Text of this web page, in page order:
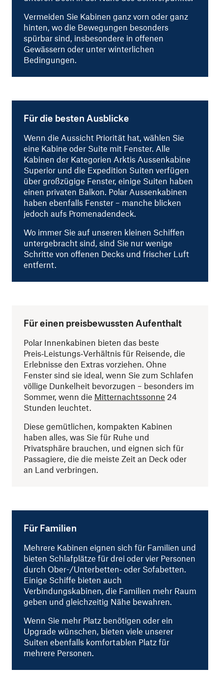
Vermeiden Sie Kabinen ganz vorn oder ganz
hinten, wo die Bewegungen besonders
spürbar sind, insbesondere in offenen
Gewässern oder unter winterlichen
Bedingungen.
Für die besten Ausblicke
Wenn die Aussicht Priorität hat, wählen Sie
eine Kabine oder Suite mit Fenster. Alle
Kabinen der Kategorien Arktis Aussenkabine
Superior und die Expedition Suiten verfügen
über großzügige Fenster, einige Suiten haben
einen privaten Balkon. Polar Aussenkabinen
haben ebenfalls Fenster – manche blicken
jedoch aufs Promenadendeck.
Wo immer Sie auf unseren kleinen Schiffen
untergebracht sind, sind Sie nur wenige
Schritte von offenen Decks und frischer Luft
entfernt.
Für einen preisbewussten Aufenthalt
Polar Innenkabinen bieten das beste
Preis‑Leistungs‑Verhältnis für Reisende, die
Erlebnisse den Extras vorziehen. Ohne
Fenster sind sie ideal, wenn Sie zum Schlafen
völlige Dunkelheit bevorzugen – besonders im
Sommer, wenn die Mitternachtssonne 24
Stunden leuchtet.
Diese gemütlichen, kompakten Kabinen
haben alles, was Sie für Ruhe und
Privatsphäre brauchen, und eignen sich für
Passagiere, die die meiste Zeit an Deck oder
an Land verbringen.
Für Familien
Mehrere Kabinen eignen sich für Familien und
bieten Schlafplätze für drei oder vier Personen
durch Ober-/Unterbetten‑ oder Sofabetten.
Einige Schiffe bieten auch
Verbindungskabinen, die Familien mehr Raum
geben und gleichzeitig Nähe bewahren.
Wenn Sie mehr Platz benötigen oder ein
Upgrade wünschen, bieten viele unserer
Suiten ebenfalls komfortablen Platz für
mehrere Personen.